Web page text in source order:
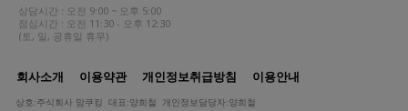
상담시간 : 오전 9:00 ~ 오후 5:00
점심시간 : 오전 11:30 - 오후 12:30
(토, 일, 공휴일 휴무)
회사소개 이용약관 개인정보취급방침 이용안내
상호:주식회사 맘쿠킹 대표:양희철 개인정보담당자:양희철